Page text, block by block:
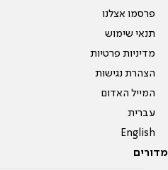
פרסמו אצלנו
תנאי שימוש
מדיניות פרטיות
הצהרת נגישות
המייל האדום
עברית
English
מדורים